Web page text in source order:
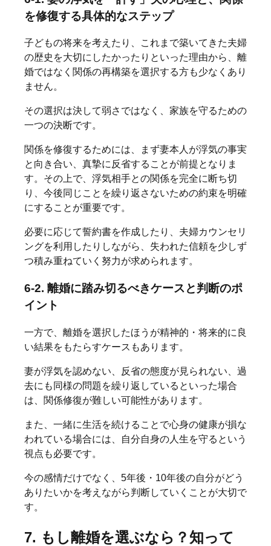
を修復する具体的なステップ
子どもの将来を考えたり、これまで築いてきた夫婦
の歴史を大切にしたかったりといった理由から、離
婚ではなく関係の再構築を選択する方も少なくあり
ません。
その選択は決して弱さではなく、家族を守るための
一つの決断です。
関係を修復するためには、まず妻本人が浮気の事実
と向き合い、真摯に反省することが前提となりま
す。その上で、浮気相手との関係を完全に断ち切
り、今後同じことを繰り返さないための約束を明確
にすることが重要です。
必要に応じて誓約書を作成したり、夫婦カウンセリ
ングを利用したりしながら、失われた信頼を少しず
つ積み重ねていく努力が求められます。
6-2. 離婚に踏み切るべきケースと判断のポ
イント
一方で、離婚を選択したほうが精神的・将来的に良
い結果をもたらすケースもあります。
妻が浮気を認めない、反省の態度が見られない、過
去にも同様の問題を繰り返しているといった場合
は、関係修復が難しい可能性があります。
また、一緒に生活を続けることで心身の健康が損な
われている場合には、自分自身の人生を守るという
視点も必要です。
今の感情だけでなく、5年後・10年後の自分がどう
ありたいかを考えながら判断していくことが大切で
す。
7. もし離婚を選ぶなら？知って